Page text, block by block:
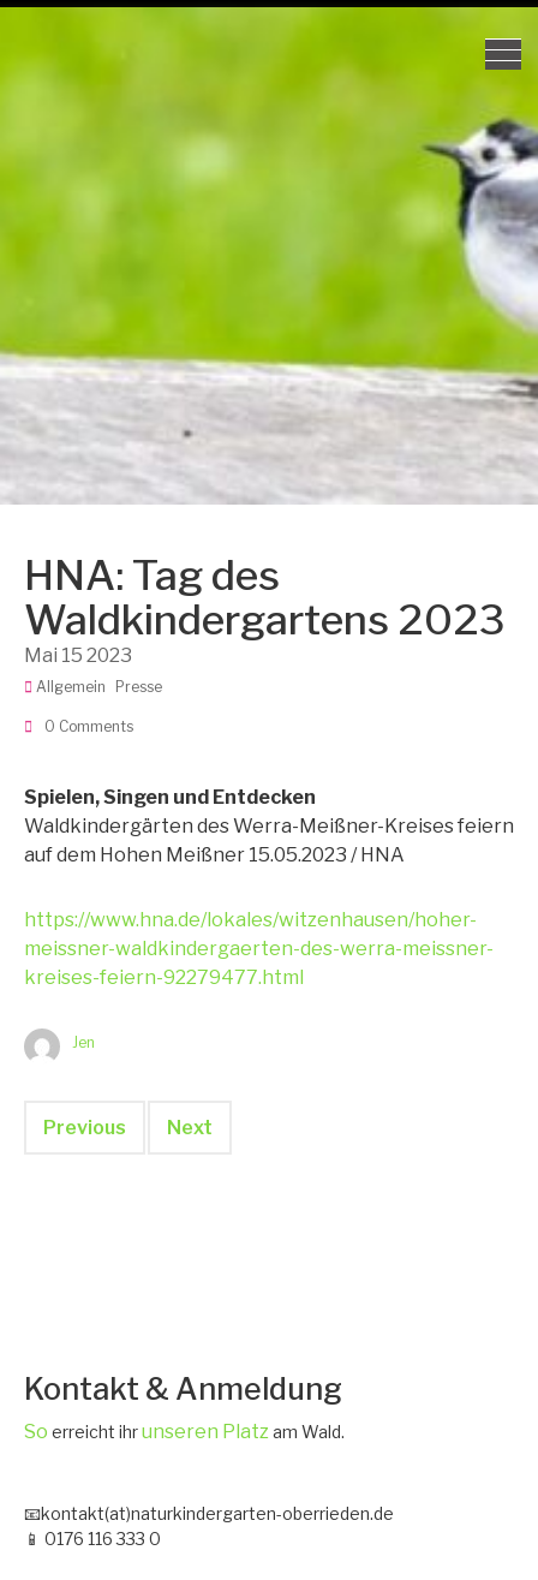
HNA: Tag des
Waldkindergartens 2023
Mai 15 2023
Allgemein Presse
0 Comments
Spielen, Singen und Entdecken
Waldkindergärten des Werra-Meißner-Kreises feiern
auf dem Hohen Meißner 15.05.2023 / HNA
https://www.hna.de/lokales/witzenhausen/hoher-
meissner-waldkindergaerten-des-werra-meissner-
kreises-feiern-92279477.html
Jen
Previous Next
Kontakt & Anmeldung
So erreicht ihrunseren Platzam Wald.
📧kontakt(at)naturkindergarten-oberrieden.de
📱 0176 116 333 0